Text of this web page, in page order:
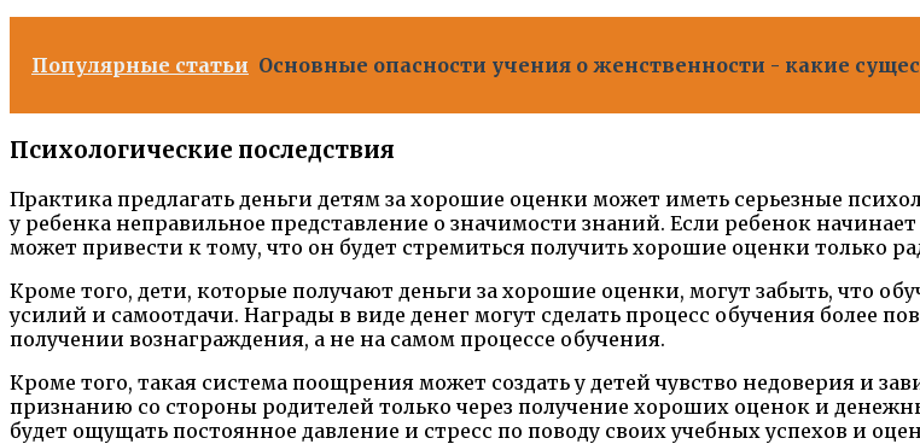
Популярные статьи Основные опасности учения о женственности - какие
Психологические последствия
Практика предлагать деньги детям за хорошие оценки может иметь серьезные
у ребенка неправильное представление о значимости знаний. Если ребенок
может привести к тому, что он будет стремиться получить хорошие оценки только
Кроме того, дети, которые получают деньги за хорошие оценки, могут забыть, что
усилий и самоотдачи. Награды в виде денег могут сделать процесс обучения более
получении вознаграждения, а не на самом процессе обучения.
Кроме того, такая система поощрения может создать у детей чувство недоверия и
признанию со стороны родителей только через получение хороших оценок и
будет ощущать постоянное давление и стресс по поводу своих учебных успехов и